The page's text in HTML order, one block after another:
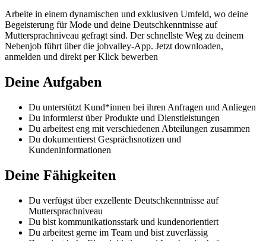
Arbeite in einem dynamischen und exklusiven Umfeld, wo deine
Begeisterung für Mode und deine Deutschkenntnisse auf
Muttersprachniveau gefragt sind. Der schnellste Weg zu deinem
Nebenjob führt über die jobvalley-App. Jetzt downloaden,
anmelden und direkt per Klick bewerben
Deine Aufgaben
Du unterstützt Kund*innen bei ihren Anfragen und Anliegen
Du informierst über Produkte und Dienstleistungen
Du arbeitest eng mit verschiedenen Abteilungen zusammen
Du dokumentierst Gesprächsnotizen und
Kundeninformationen
Deine Fähigkeiten
Du verfügst über exzellente Deutschkenntnisse auf
Muttersprachniveau
Du bist kommunikationsstark und kundenorientiert
Du arbeitest gerne im Team und bist zuverlässig